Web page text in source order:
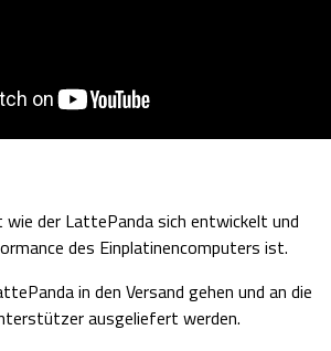
wie der LattePanda sich entwickelt und
des Einplatinencomputers ist.
in den Versand gehen und an die
ausgeliefert werden.